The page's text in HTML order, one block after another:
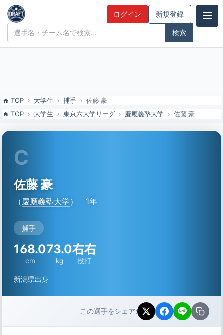
佐藤 豪（慶應義塾大）の特徴とドラフト評価 | ドラフト候補とみんな
の評価
ドラフト候補とみんなの評価 ログイン 新規登録
TOP 大学生 捕手
佐藤 豪
TOP
大学生 東京六大学リーグ 慶應義塾大学 佐藤 豪
C
佐藤 豪
（慶應義塾大学） 1年
捕手
168.0
cm
73.0
kg
右右
投打
新潟県出身
この選手をシェア: